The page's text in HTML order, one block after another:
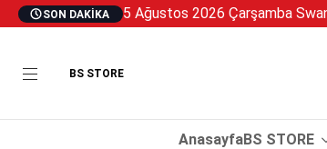
SON DAKIKA 5 Ağustos 2026 Çarşamba
BS STORE
AnasayfaBS STORE